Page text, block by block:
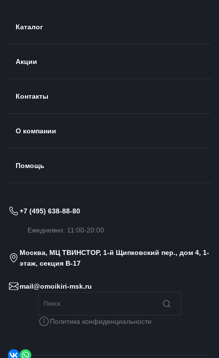
Каталог
Акции
Контакты
О компании
Помощь
+7 (495) 638-88-80
Ежедневно: 11:00-20:00
Москва, МЦ ТВИНСТОР, 1-й Щипковский пер., дом 4, 1-
этаж, секция B-17
mail@omoikiri-msk.ru
Политика конфиденциальности